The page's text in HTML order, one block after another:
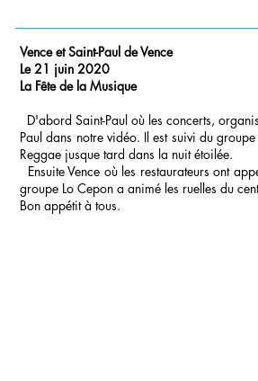
Vence et Saint-Paul de Vence
Le 21 juin 2020
La Fête de la Musique
D'abord Saint-Paul où les concerts,
Paul dans notre vidéo. Il est suivi du
Reggae jusque tard dans la nuit étoilée.
Ensuite Vence où les restaurateurs ont
groupe Lo Cepon a animé les ruelles du
Bon appétit à tous.